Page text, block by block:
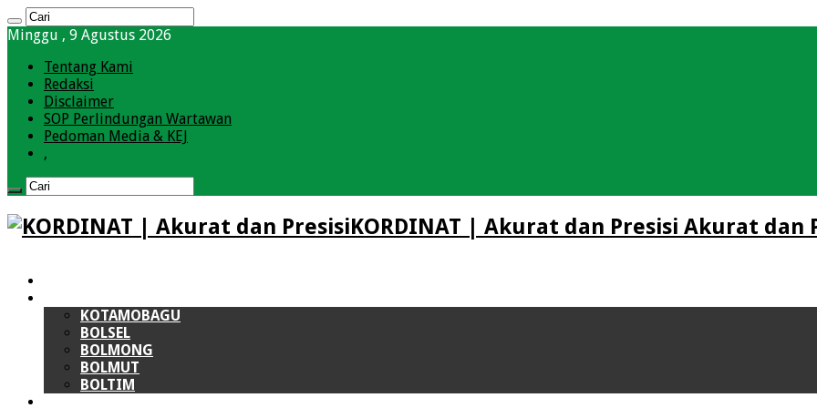
Minggu , 9 Agustus 2026
Tentang Kami
Redaksi
Disclaimer
SOP Perlindungan Wartawan
Pedoman Media & KEJ
,
KORDINAT | Akurat dan Presisi Akurat dan
KOTAMOBAGU
BOLSEL
BOLMONG
BOLMUT
BOLTIM